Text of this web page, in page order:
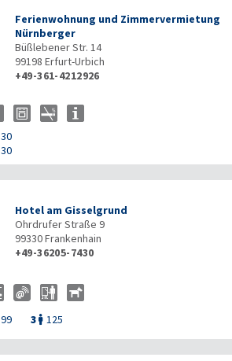
Ferienwohnung und Zimmervermietung
Nürnberger
Büßlebener Str. 14
99198 Erfurt-Urbich
+49-361-4212926
30
30
Hotel am Gisselgrund
Ohrdrufer Straße 9
99330Frankenhain
+49-36205-7430
99 3  125